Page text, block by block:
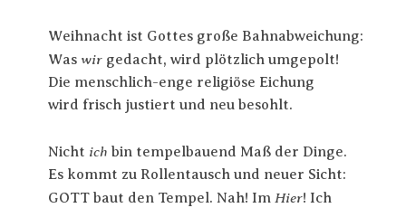
Weihnacht ist Gottes große Bahnabweichung:
Was wir gedacht, wird plötzlich umgepolt!
Die menschlich-enge religiöse Eichung
wird frisch justiert und neu besohlt.
Nicht ich bin tempelbauend Maß der Dinge.
Es kommt zu Rollentausch und neuer Sicht:
GOTT baut den Tempel. Nah! Im Hier! Ich